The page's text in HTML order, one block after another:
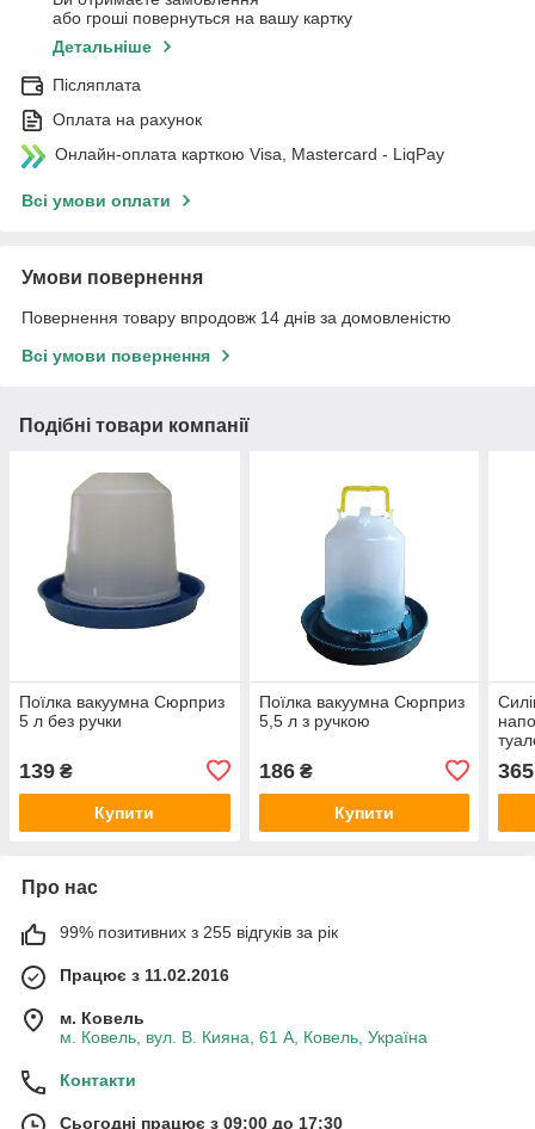
або гроші повернуться на вашу картку
Детальніше
Післяплата
Оплата на рахунок
Онлайн-оплата карткою Visa, Mastercard - LiqPay
Всі умови оплати
Умови повернення
Повернення товару впродовж 14 днів за домовленістю
Всі умови повернення
Подібні товари компанії
Поїлка вакуумна Сюрприз
5 л без ручки
139 ₴
Купити
Поїлка вакуумна Сюрприз
5,5 л з ручкою
186₴
Купити
365
Про нас
99% позитивних з 255 відгуків за рік
Працює з 11.02.2016
м. Ковель
м. Ковель, вул. В. Кияна, 61 А, Ковель, Україна
Контакти
Сьогодні працює з 09:00 до 17:30